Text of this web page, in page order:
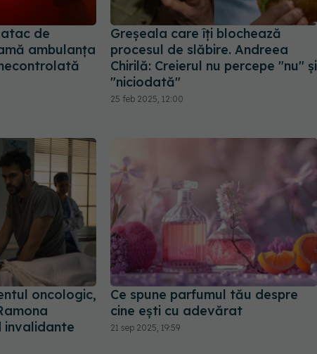
de
ambulanța
Greșeala care îți blochează
procesul de slăbire. Andreea
Chirilă: Creierul nu percepe "nu" și
"niciodată"
25 feb 2025, 12:00
oncologic,
invalidante
Ce spune parfumul tău despre
cine ești cu adevărat
21 sep 2025, 19:59